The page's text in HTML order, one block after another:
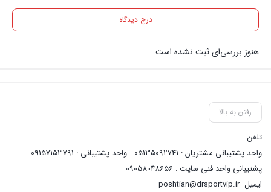
درج دیدگاه
هنوز بررسی‌ای ثبت نشده است.
رفتن به بالا
تلفن
واحد پشتیبانی مشتریان : 05135092741 - واحد پشتیبانی : 09157153791 -
پشتیبانی واحد فنی سایت : 09058048656
ایمیلposhtian@drsportvip.ir